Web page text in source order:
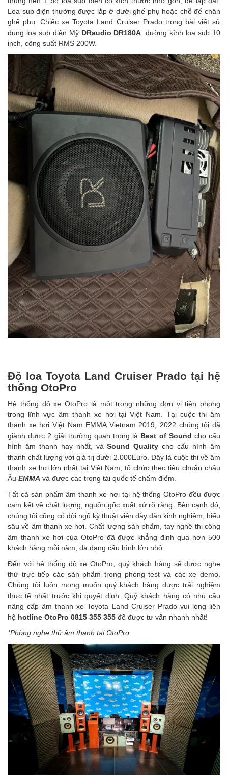
Loa sub điện thường được lắp ở dưới ghế phụ hoặc chỗ để chân
ghế phụ. Chiếc xe Toyota Land Cruiser Prado trong bài viết sử
dụng loa sub điện Mỹ DRaudio DR180A , đường kính loa sub 10
inch, công suất RMS 200W.
Độ loa Toyota Land Cruiser Prado tại hệ
thống OtoPro
Hệ thống độ xe OtoPro là một trong những đơn vị tiên phong
trong lĩnh vực âm thanh xe hơi tại Việt Nam. Tại cuộc thi âm
thanh xe hơi Việt Nam EMMA Vietnam 2019, 2022 chúng tôi đã
giành được 2 giải thưởng quan trọng là Best of Sound cho cấu
hình âm thanh hay nhất, vàSound Quality cho cấu hình âm
thanh chất lượng với giá trị dưới 2.000Euro. Đây là cuộc thi về âm
thanh xe hơi lớn nhất tại Việt Nam, tổ chức theo tiêu chuẩn châu
Âu EMMA và được các trọng tài quốc tế chấm điểm.
Tất cả sản phẩm âm thanh xe hơi tại hệ thống OtoPro đều được
cam kết về chất lượng, nguồn gốc xuất xứ rõ ràng. Bên cạnh đó,
chúng tôi cũng có đội ngũ kỹ thuật viên dày dặn kinh nghiệm, hiểu
sâu về âm thanh xe hơi. Chất lượng sản phẩm, tay nghề thi công
âm thanh xe hơi của OtoPro đã được khẳng định qua hơn 500
khách hàng mỗi năm, đa dạng cấu hình lớn nhỏ.
Đến với hệ thống độ xe OtoPro, quý khách hàng sẽ được nghe
thử trực tiếp các sản phẩm trong phòng test và các xe demo.
Chúng tôi luôn mong muốn quý khách hàng được trải nghiệm
thực tế nhất trước khi quyết định. Quý khách hàng có nhu cầu
nâng cấp âm thanh xe Toyota Land Cruiser Prado vui lòng liên
hệ hotline OtoPro 0815 355 355 để được tư vấn nhanh nhất!
*Phòng nghe thử âm thanh tại OtoPro